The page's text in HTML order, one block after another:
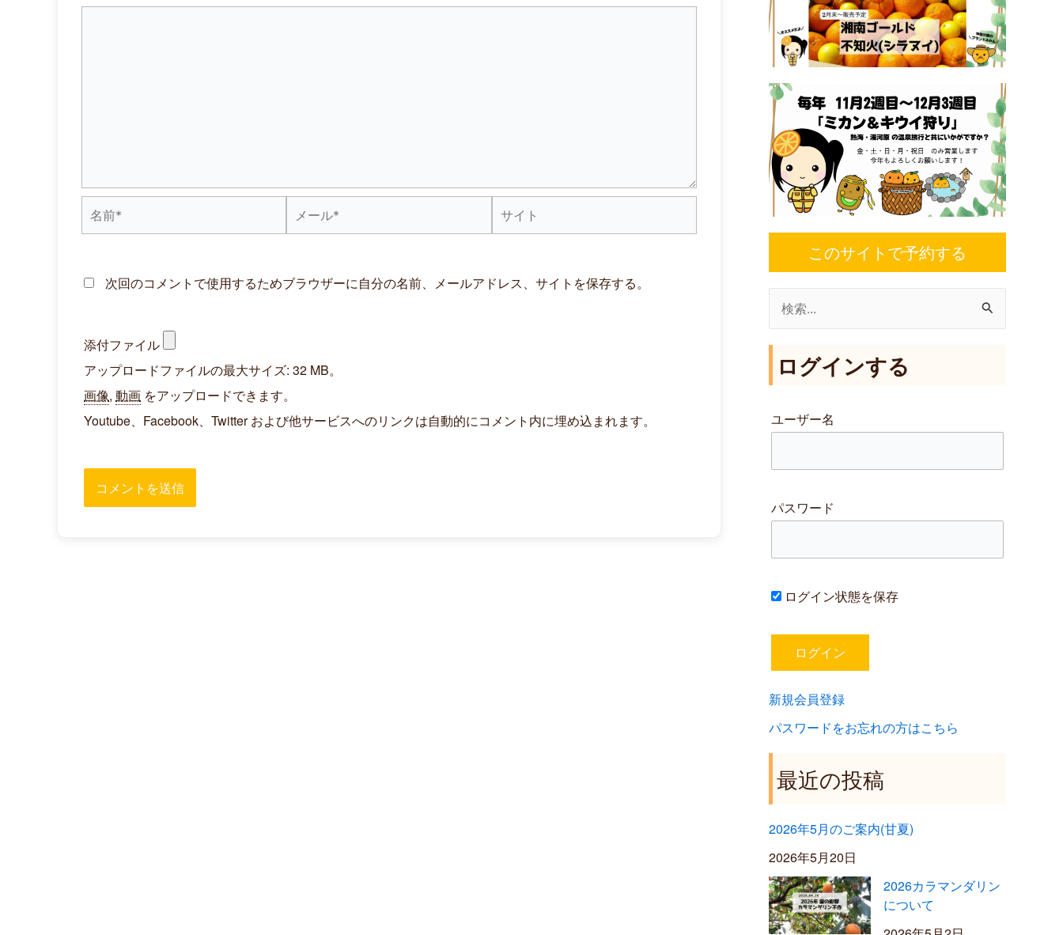
前
ー
*
イ
次回のコメントで使用するためブラウザーに自分の名前、メールアドレス、サイトを保存する。
添付ファイル
アップロードファイルの最大サイズ: 32 MB。
画像,動画 をアップロードできます。
Youtube、Facebook、Twitter および他サービスへのリンクは自動的にコメント内に埋め込まれます。
このサイトで予約する
象
ログインする
ユーザー名
パスワード
ログイン状態を保存
新規会員登録
パスワードをお忘れの方はこちら
最近の投稿
2026年5月のご案内(甘夏)
2026年5月20日
2026カラマンダリン
について